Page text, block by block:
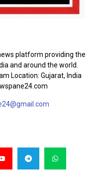
platform providing the
and around the world.
Location: Gujarat, India